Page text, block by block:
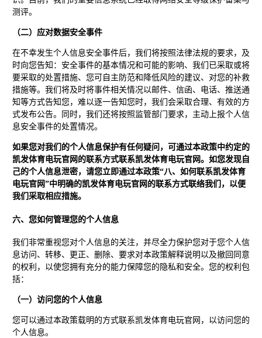
测评。
（二）应对数据安全事件
在不幸发生个人信息安全事件后，我们将按照法律法规的要求，及
时向您告知：安全事件的基本情况和可能的影响、我们已采取或将
要采取的处置措施、您可自主防范和降低风险的建议、对您的补救
措施等。我们将及时将事件相关情况以邮件、信函、电话、推送通
知等方式告知您，难以逐一告知您时，我们会采取合理、有效的方
式发布公告。同时，我们还将按照监管部门要求，主动上报个人信
息安全事件的处置情况。
如果您对我们的个人信息保护有任何疑问，可通过本政策中约定的
凯发体育电玩官网的联系方式联系凯发体育电玩官网。如您发现自
己的个人信息泄密，请您立即通过本政策“八、如何联系凯发体育
电玩官网”中明确的凯发体育电玩官网的联系方式联络我们，以便
我们采取相应措施。
六、您如何管理您的个人信息
我们非常重视您对个人信息的关注，并尽全力保护您对于您个人信
息访问、转移、更正、删除、要求对本政策解释说明以及撤回同意
的权利，以使您拥有充分的能力保障您的隐私和安全。您的权利包
括：
（一）访问您的个人信息
您可以通过本政策载明的方式联系凯发体育电玩官网，以访问您的
个人信息。